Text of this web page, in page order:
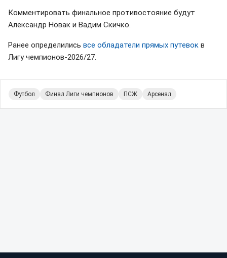
Комментировать финальное противостояние будут
Александр Новак и Вадим Скичко.
Ранее определились все обладатели прямых путевок в
Лигу чемпионов-2026/27.
Футбол Финал Лиги чемпионов ПСЖ Арсенал